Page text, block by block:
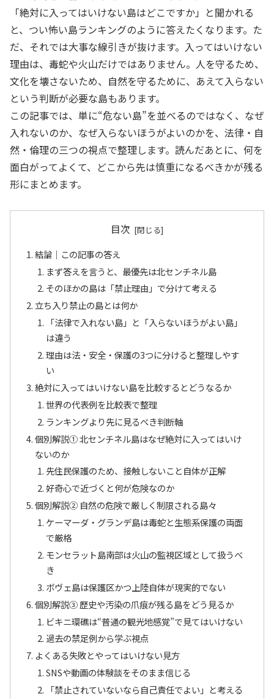
「絶対に入ってはいけない島はどこですか」と聞かれる
と、つい怖い島ランキングのように答えたくなります。た
だ、それでは大事な線引きが抜けます。入ってはいけない
理由は、毒蛇や火山だけではありません。人を守るため、
文化を壊さないため、自然を守るために、あえて入らない
という判断が必要な島もあります。
この記事では、単に“危ない島”を並べるのではなく、なぜ
入れないのか、なぜ入らないほうがよいのかを、法律・自
然・倫理の三つの視点で整理します。読んだあとに、何を
面白がってよくて、どこから先は慎重になるべきかが残る
形にまとめます。
目次
結論｜この記事の答え
まず答えを言うと、最優先は北センチネル島
そのほかの島は「禁止理由」で分けて考える
立ち入り禁止の島とは何か
「法律で入れない島」と「入らないほうがよい島」
は違う
理由は法・安全・保護の3つに分けると整理しやす
い
絶対に入ってはいけない島を比較するとどうなるか
世界の代表例を比較表で整理
ランキングより先に見るべき判断軸
個別解説① 北センチネル島はなぜ絶対に入ってはいけ
ないのか
先住民保護のため、接触しないこと自体が正解
好奇心で近づくと何が危険なのか
個別解説② 自然の危険で厳しく制限される島々
ケーマーダ・グランデ島は毒蛇と生態系保護の両面
で厳格
モンセラット島南部は火山の監視区域として扱うべ
き
ボヴェ島は保護区かつ上陸自体が現実的でない
個別解説③ 歴史や汚染の爪痕が残る島をどう見るか
ビキニ環礁は“普通の観光地感覚”で見てはいけない
過去の禁足例から学ぶ視点
よくある失敗とやってはいけない見方
SNSや動画の体験談をそのまま信じる
「禁止されていないなら自己責任でよい」と考える